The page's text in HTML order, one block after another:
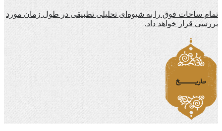
تمام ساحات فوق را به شیوه‌ای تحلیلی تطبیقی در طول زمان مورد
بررسی قرار خواهد داد.